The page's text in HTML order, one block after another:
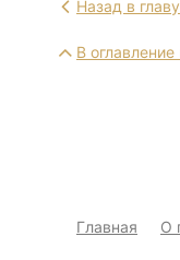
Назад в главу
В оглавление
Главная О